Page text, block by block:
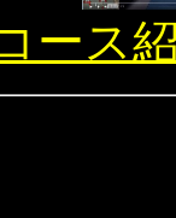
ース